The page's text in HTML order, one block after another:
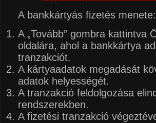
A bankkártyás fizetés menete:
A „Tovább” gombra kattintva
oldalára, ahol a bankkártya
tranzakciót.
A kártyaadatok megadását
adatok helyességét.
A tranzakció feldolgozása
rendszerekben.
A fizetési tranzakció